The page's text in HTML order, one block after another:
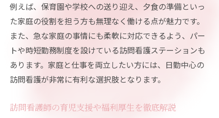
例えば、保育園や学校への送り迎え、夕食の準備といっ
た家庭の役割を担う方も無理なく働ける点が魅力です。
また、急な家庭の事情にも柔軟に対応できるよう、パー
トや時短勤務制度を設けている訪問看護ステーションも
あります。家庭と仕事を両立したい方には、日勤中心の
訪問看護が非常に有利な選択肢となります。
訪問看護師の育児支援や福利厚生を徹底解説